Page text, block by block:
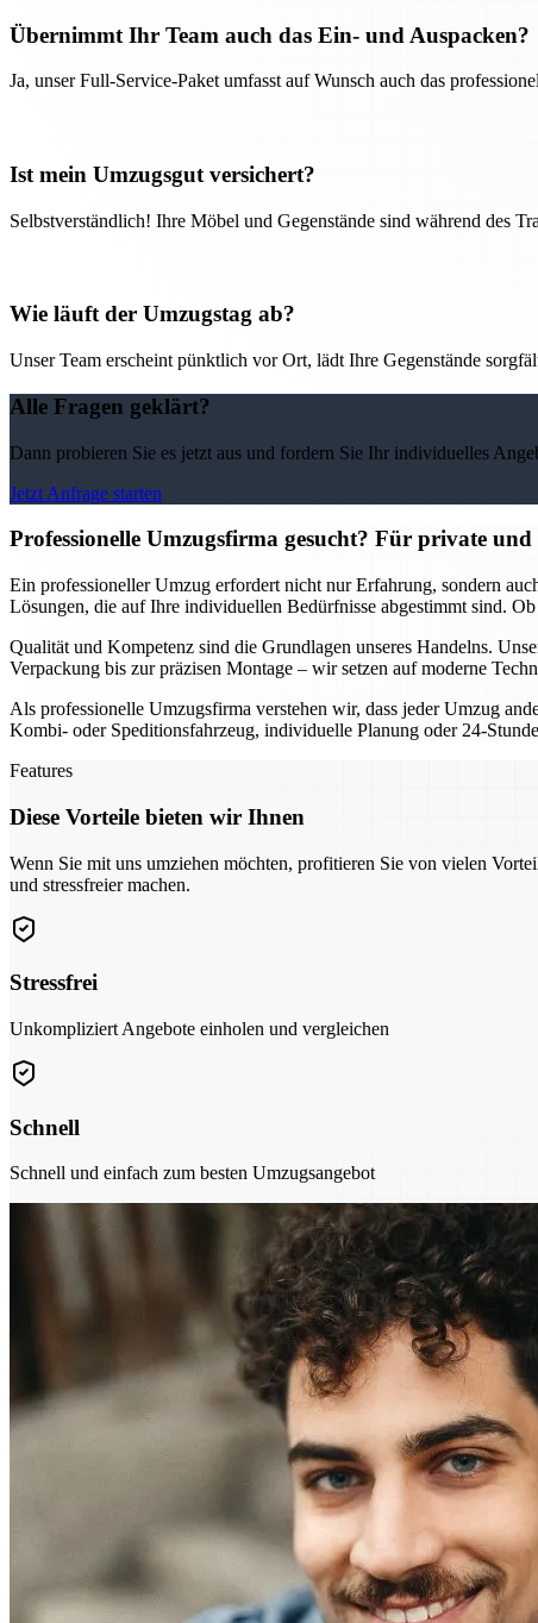
Übernimmt Ihr Team auch das Ein- und Auspacken?
Ja, unser Full-Service-Paket umfasst auf Wunsch auch das
Ist mein Umzugsgut versichert?
Selbstverständlich! Ihre Möbel und Gegenstände sind während des
Wie läuft der Umzugstag ab?
Unser Team erscheint pünktlich vor Ort, lädt Ihre Gegenstände
Alle Fragen geklärt?
Dann probieren Sie es jetzt aus und fordern Sie Ihr individuelles
Jetzt Anfrage starten
Professionelle Umzugsfirma gesucht? Für private
Ein professioneller Umzug erfordert nicht nur Erfahrung, sondern
Lösungen, die auf Ihre individuellen Bedürfnisse abgestimmt sind.
Qualität und Kompetenz sind die Grundlagen unseres Handelns.
Verpackung bis zur präzisen Montage – wir setzen auf moderne
Als professionelle Umzugsfirma verstehen wir, dass jeder Umzug
Kombi- oder Speditionsfahrzeug, individuelle Planung oder 24-
Features
Diese Vorteile bieten wir Ihnen
Wenn Sie mit uns umziehen möchten, profitieren Sie von vielen
und stressfreier machen.
Stressfrei
Unkompliziert Angebote einholen und vergleichen
Schnell
Schnell und einfach zum besten Umzugsangebot